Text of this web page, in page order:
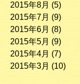
2015年8月 (5)
2015年7月 (9)
2015年6月 (8)
2015年5月 (9)
2015年4月 (7)
2015年3月 (10)